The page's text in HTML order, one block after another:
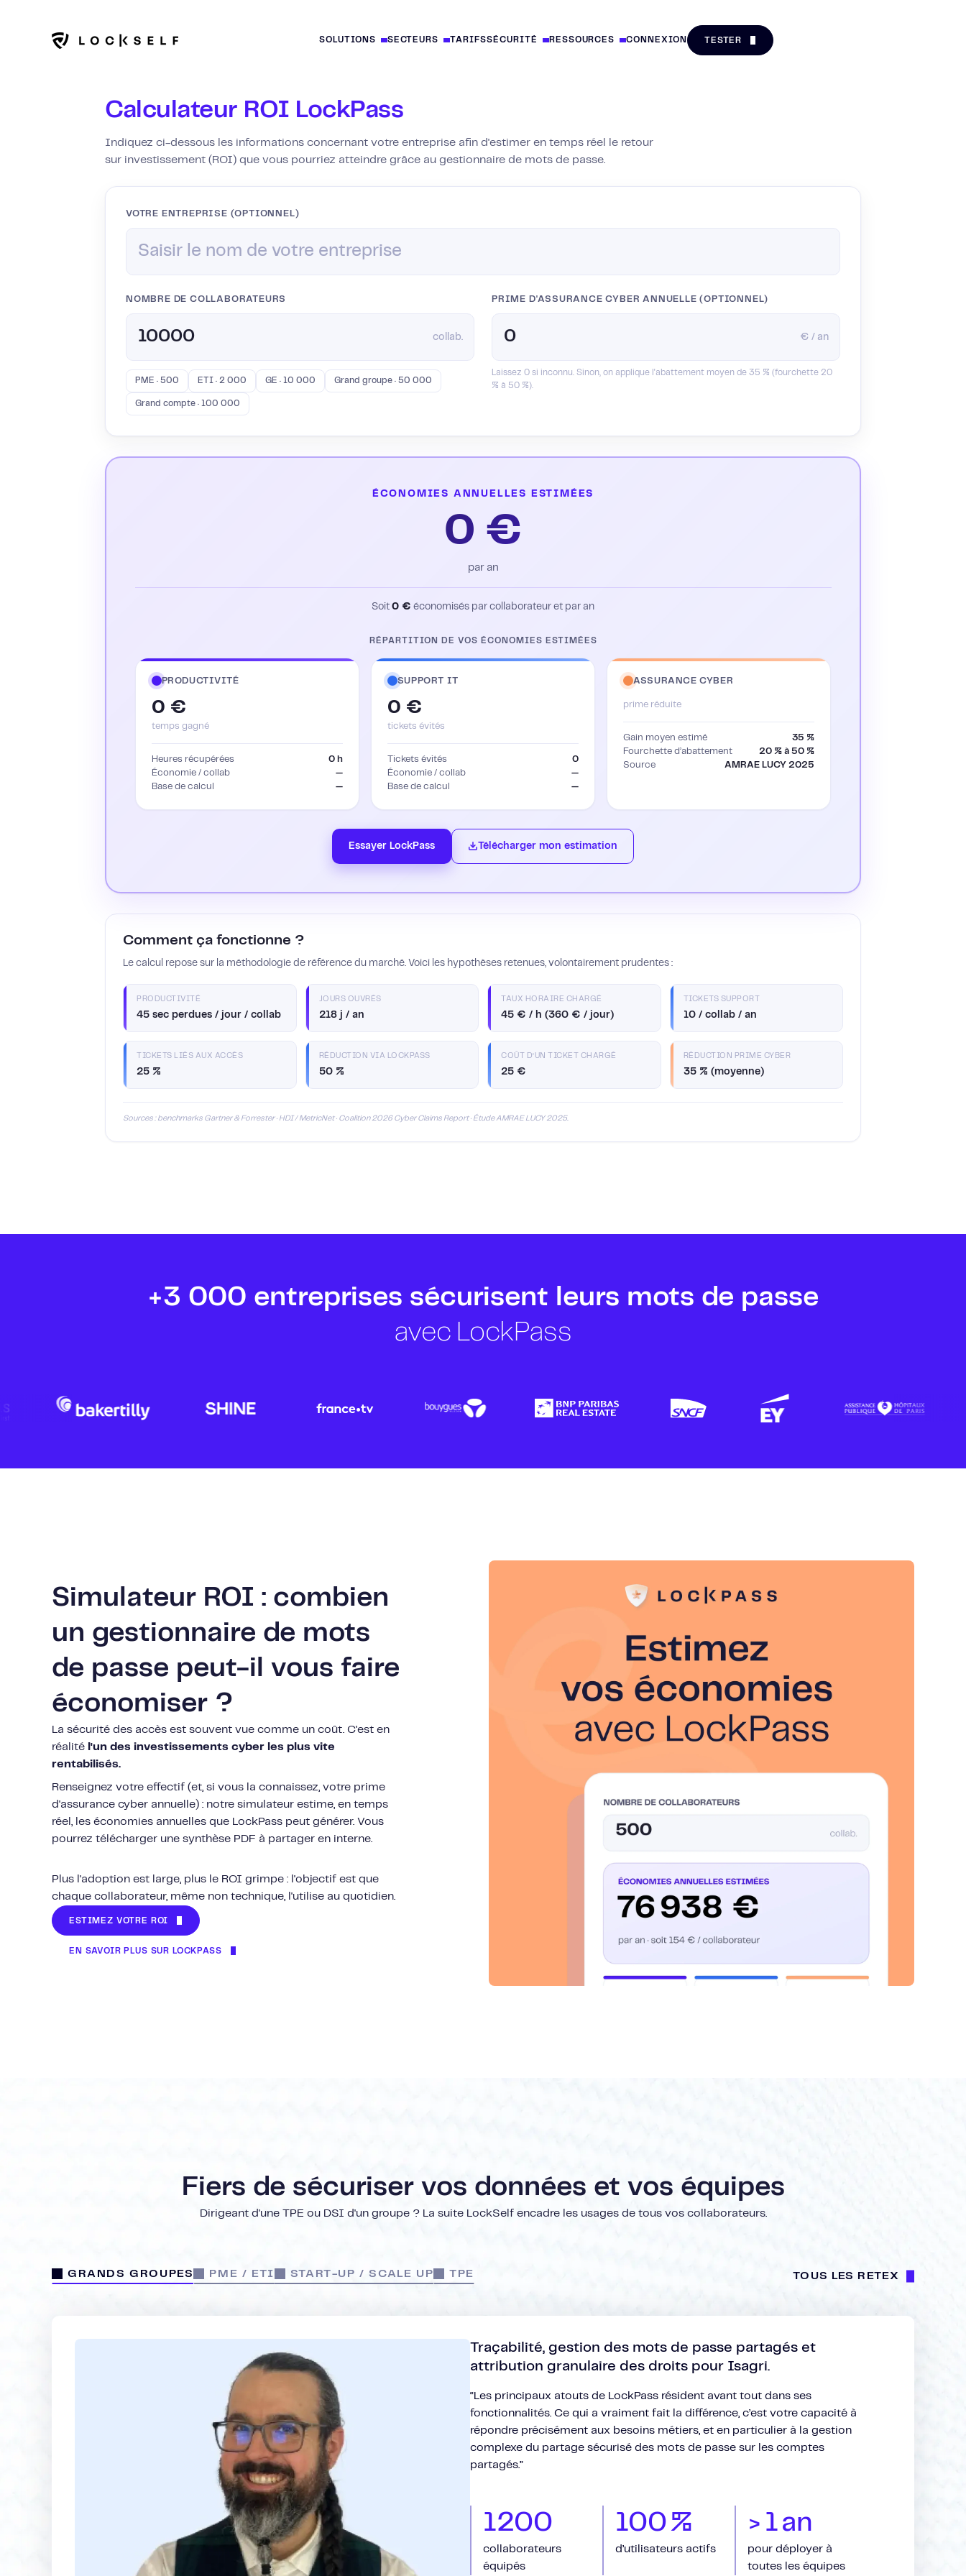
SOLUTIONS SECTEURS TARIFSSÉCURITÉ RESSOURCES CONNEXION TESTER
Calculateur ROI LockPass
Indiquez ci-dessous les informations concernant votre entreprise afin d'estimer en temps réel le retour
sur investissement (ROI) que vous pourriez atteindre grâce au gestionnaire de mots de passe.
VOTRE ENTREPRISE (OPTIONNEL)
NOMBRE DE COLLABORATEURS
collab.
PME · 500 ETI · 2 000 GE · 10 000 Grand groupe · 50 000
Grand compte · 100 000
PRIME D'ASSURANCE CYBER ANNUELLE (OPTIONNEL)
€ / an
Laissez 0 si inconnu. Sinon, on applique l'abattement moyen de 35 % (fourchette 20
% à 50 %).
ÉCONOMIES ANNUELLES ESTIMÉES
0 €
par an
Soit 0 € économisés par collaborateur et par an
RÉPARTITION DE VOS ÉCONOMIES ESTIMÉES
PRODUCTIVITÉ
0 €
temps gagné
Heures récupérées
0 h
Économie / collab
—
Base de calcul
—
SUPPORT IT
0 €
tickets évités
Tickets évités
0
Économie / collab
—
Base de calcul
—
ASSURANCE CYBER
prime réduite
Gain moyen estimé
35 %
Fourchette d’abattement
20 % à 50 %
Source
AMRAE LUCY 2025
Essayer LockPass Télécharger mon estimation
Comment ça fonctionne ?
Le calcul repose sur la méthodologie de référence du marché. Voici les hypothèses retenues, volontairement prudentes :
PRODUCTIVITÉ
45 sec perdues / jour / collab
JOURS OUVRÉS
218 j / an
TAUX HORAIRE CHARGÉ
45 € / h (360 € / jour)
TICKETS SUPPORT
10 / collab / an
TICKETS LIÉS AUX ACCÈS
25 %
RÉDUCTION VIA LOCKPASS
50 %
COÛT D’UN TICKET CHARGÉ
25 €
RÉDUCTION PRIME CYBER
35 % (moyenne)
Sources : benchmarks Gartner & Forrester · HDI / MetricNet · Coalition 2026 Cyber Claims Report · Étude AMRAE LUCY 2025.
+3 000 entreprises sécurisent leurs mots de passe
avec LockPass
Simulateur ROI : combien
un gestionnaire de mots
de passe peut-il vous faire
économiser ?
La sécurité des accès est souvent vue comme un coût. C'est en
réalité l'un des investissements cyber les plus vite
rentabilisés.
Renseignez votre effectif (et, si vous la connaissez, votre prime
d'assurance cyber annuelle) : notre simulateur estime, en temps
réel, les économies annuelles que LockPass peut générer. Vous
pourrez télécharger une synthèse PDF à partager en interne.
Plus l'adoption est large, plus le ROI grimpe : l'objectif est que
chaque collaborateur, même non technique, l'utilise au quotidien.
ESTIMEZ VOTRE ROI
EN SAVOIR PLUS SUR LOCKPASS
Fiers de sécuriser vos données et vos équipes
Dirigeant d'une TPE ou DSI d'un groupe ? La suite LockSelf encadre les usages de tous vos collaborateurs.
GRANDS GROUPES PME / ETI START-UP / SCALE UP TPE TOUS LES RETEX
Traçabilité, gestion des mots de passe partagés et
attribution granulaire des droits pour Isagri.
“Les principaux atouts de LockPass résident avant tout dans ses
fonctionnalités. Ce qui a vraiment fait la différence, c’est votre capacité à
répondre précisément aux besoins métiers, et en particulier à la gestion
complexe du partage sécurisé des mots de passe sur les comptes
partagés.”
1200
collaborateurs
équipés
100%
d’utilisateurs actifs
> 1an
pour déployer à
toutes les équipes